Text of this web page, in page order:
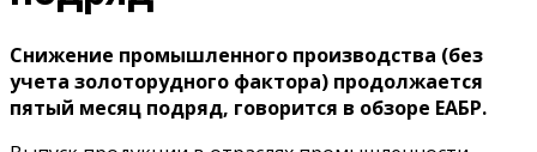
Снижение промышленного производства (без
учета золоторудного фактора) продолжается
пятый месяц подряд, говорится в обзоре ЕАБР.